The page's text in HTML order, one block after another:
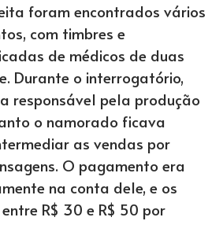
foram encontrados vários
com timbres e
de médicos de duas
Durante o interrogatório,
responsável pela produção
o namorado ficava
as vendas por
O pagamento era
na conta dele, e os
R$ 30 e R$ 50 por